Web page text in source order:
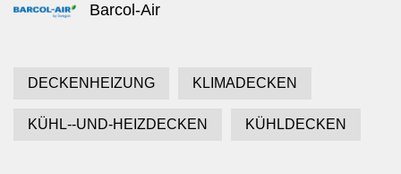
Barcol-Air
DECKENHEIZUNG KLIMADECKEN
KÜHL--UND-HEIZDECKEN KÜHLDECKEN